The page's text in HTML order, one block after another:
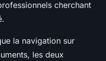
cherchant
la navigation sur
les deux